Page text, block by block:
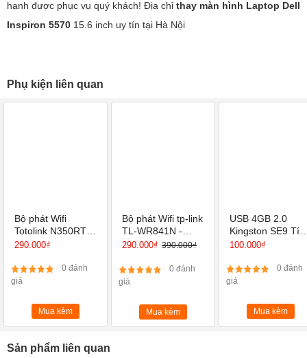
hạnh được phục vụ quý khách! Địa chỉ thay màn hình Laptop Dell
Inspiron 5570 15.6 inch uy tín tại Hà Nội
Phụ kiện liên quan
Bộ phát Wifi
Totolink N350RT-
Router Wi-Fi
290.000₫
0 đánh
giá
Mua kèm
Bộ phát Wifi tp-link
TL-WR841N -
Router Wi-Fi
300Mbps
290.000₫ 390.000₫
0 đánh
giá
Mua kèm
USB 4GB 2.0
Kingston SE9
hợp Mini
100.000₫
0 đánh
giá
Mua kèm
Sản phẩm liên quan